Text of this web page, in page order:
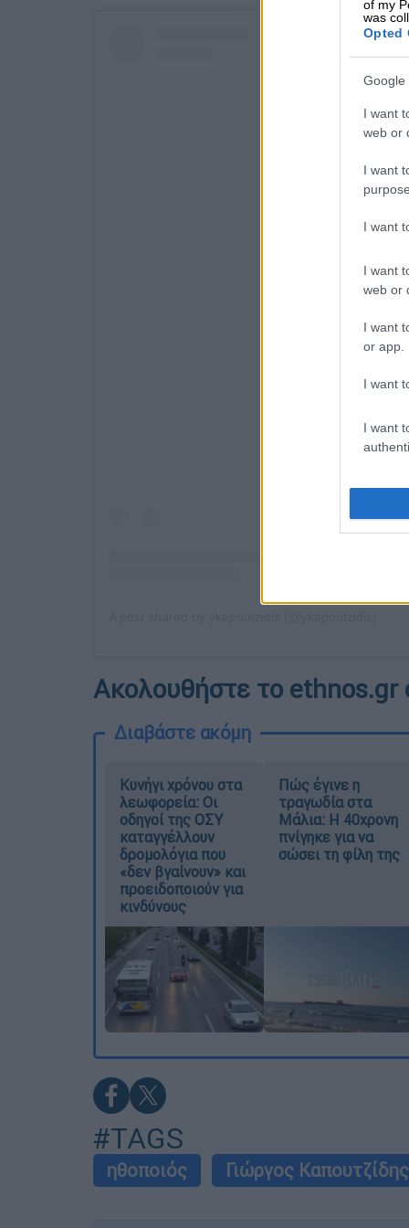
of my
was
Opted
Google
I want
web or
I want
I want
I want
web or
I want
or app.
I want
I want
View this post
Ακολουθήστε το
Διαβάστε ακόμη
Κυνήγι χρόνου στα
λεωφορεία: Οι
οδηγοί της ΟΣΥ
καταγγέλλουν
δρομολόγια που
«δεν βγαίνουν» και
προειδοποιούν για
κινδύνους
Πώς έγινε η
τραγωδία στα
Μάλια: Η 40χρονη
πνίγηκε για να
σώσει τη φίλη της
#TAGS
ηθοποιός Γιώργος Καπουτζίδης